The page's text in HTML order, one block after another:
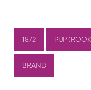
1872 PIJP
BRAND